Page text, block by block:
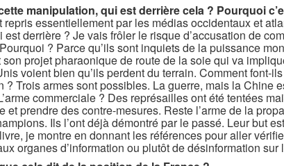
manipulation, qui est derrière cela ? Pourquoi
repris essentiellement par les médias occidentaux et
est derrière ? Je vais frôler le risque d’accusation de
? Parce qu’ils sont inquiets de la puissance
son projet pharaonique de route de la soie qui va
voient bien qu’ils perdent du terrain. Comment font-
? Trois armes sont possibles. La guerre, mais la Chine
commerciale ? Des représailles ont été tentées
et prendre des contre-mesures. Reste l’arme de la
Ils l’ont déjà démontré par le passé. Leur but
je montre en donnant les références pour aller
organes d’information ou plutôt de désinformation sur